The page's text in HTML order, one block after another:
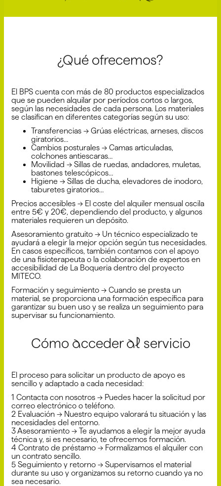
¿Qué ofrecemos?
El BPS cuenta con más de 80 productos especializados
que se pueden alquilar por períodos cortos o largos,
según las necesidades de cada persona. Los materiales
se clasifican en diferentes categorías según su uso:
Transferencias → Grúas eléctricas, arneses, discos
giratorios…
Cambios posturales → Camas articuladas,
colchones antiescaras…
Movilidad → Sillas de ruedas, andadores, muletas,
bastones telescópicos…
Higiene → Sillas de ducha, elevadores de inodoro,
taburetes giratorios…
Precios accesibles → El coste del alquiler mensual oscila
entre 5€ y 20€, dependiendo del producto, y algunos
materiales requieren un depósito.
Asesoramiento gratuito → Un técnico especializado te
ayudará a elegir la mejor opción según tus necesidades.
En casos específicos, también contamos con el apoyo
de una fisioterapeuta o la colaboración de expertos en
accesibilidad de La Boqueria dentro del proyecto
MITECO.
Formación y seguimiento → Cuando se presta un
material, se proporciona una formación específica para
garantizar su buen uso y se realiza un seguimiento para
supervisar su funcionamiento.
Cómo acceder al servicio
El proceso para solicitar un producto de apoyo es
sencillo y adaptado a cada necesidad:
1️ Contacta con nosotros → Puedes hacer la solicitud por
correo electrónico o teléfono.
2️ Evaluación → Nuestro equipo valorará tu situación y las
necesidades del entorno.
3️ Asesoramiento → Te ayudamos a elegir la mejor ayuda
técnica y, si es necesario, te ofrecemos formación.
4️ Contrato de préstamo → Formalizamos el alquiler con
un contrato sencillo.
5️ Seguimiento y retorno → Supervisamos el material
durante su uso y organizamos su retorno cuando ya no
sea necesario.